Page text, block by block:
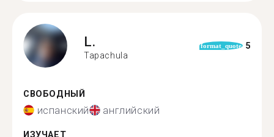
L.
Tapachula
format_quote 5
СВОБОДНЫЙ
испанский английский
ИЗУЧАЕТ